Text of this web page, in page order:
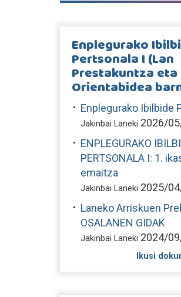
Enplegurako
Pertsonala I (Lan
Prestakuntza eta
Orientabidea
Enplegurako Ibilbide
Jakinbai Laneki 2026/
ENPLEGURAKO
PERTSONALA I: 1.
emaitza
Jakinbai Laneki 2025/
Laneko Arriskuen
OSALANEN GIDAK
Jakinbai Laneki 2024/
Ikusi